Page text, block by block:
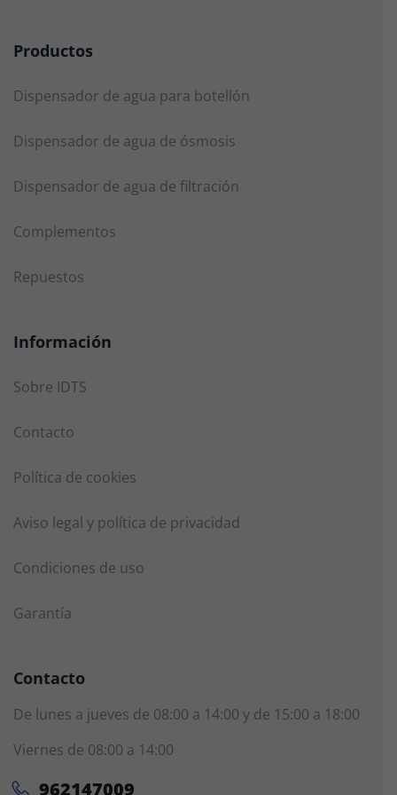
Productos
Dispensador de agua para botellón
Dispensador de agua de ósmosis
Dispensador de agua de filtración
Complementos
Repuestos
Información
Sobre IDTS
Contacto
Política de cookies
Aviso legal y política de privacidad
Condiciones de uso
Garantía
Contacto
De lunes a jueves de 08:00 a 14:00 y de 15:00 a 18:00
Viernes de 08:00 a 14:00
962147009